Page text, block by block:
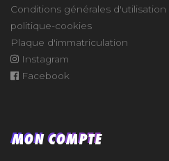
Conditions générales d'utilisation
politique-cookies
Plaque d'immatriculation
Instagram
Facebook
MON COMPTE